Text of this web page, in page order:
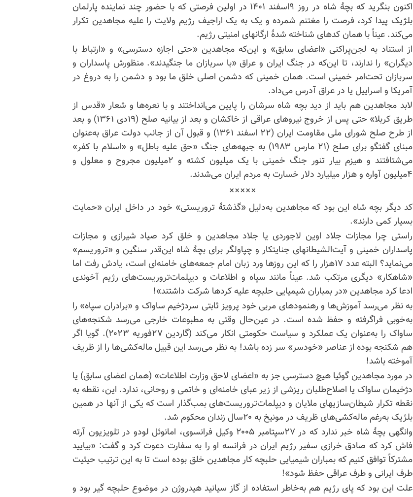
اکنون بنگرید که بچهٔ شاه در روز ۹اسفند ۱۴۰۱ در اولین فرصتی که با حضور چند نماینده پارلمان
بلژیک پیدا کرد، فرصت را مغتنم شمرده و یک به یک اراجیف رژیم ولایت را علیه مجاهدین تکرار
می‌کند. عیناً با همان کدهای شناخته شدهٔ ارگانهای امنیتی رژیم.
از استناد به لجن‌پراکنی «اعضای سابق» و این‌که مجاهدین «حتی اجازه دسترسی» و «ارتباط با
دیگران» را ندارند، تا این‌که در جنگ ایران و عراق «با سربازان ما جنگیدند». منظورش پاسداران و
سربازان تحت‌امر خمینی است. همان خمینی که دشمن اصلی خلق ما بود و دشمن را به دروغ در
آمریکا و اسراییل یا در عراق آدرس می‌داد.
لابد مجاهدین هم باید از دید بچه شاه سرشان را پایین می‌انداختند و با نعره‌ها و شعار «قدس از
طریق کربلا» حتی پس از خروج نیروهای عراقی از خاکشان و بعد از بیانیه صلح (۱۹دی ۱۳۶۱) و بعد
از طرح صلح شورای ملی مقاومت ایران (۲۲ اسفند ۱۳۶۱) و قبول آن از جانب دولت عراق به‌عنوان
مبنای گفتگو برای صلح (۲۱ مارس ۱۹۸۳) به جبهه‌های جنگ «حق علیه باطل» و «اسلام با کفر»
می‌شتافتند و هیزم بیار تنور جنگ خمینی با یک میلیون کشته و ۲میلیون مجروح و معلول و
۴میلیون آواره و هزار میلیارد دلار خسارت به مردم ایران می‌شدند.
×××××
کد دیگر بچه شاه این بود که مجاهدین به‌دلیل «گذشتهٔ تروریستی» خود در داخل ایران «حمایت
بسیار کمی دارند».
راستی چرا مجازات جلاد اوین لاجوردی یا جلاد مجاهدین و خلق کرد صیاد شیرازی و مجازات
پاسداران خمینی و آیت‌الشیطانهای جنایتکار و چپاولگر برای بچهٔ شاه این‌قدر سنگین و «تروریسم»
می‌نماید؟ البته عدد ۱۷هزار را که این روزها ورد زبان امام جمعه‌های خامنه‌ای است، یادش رفت اما
«شاهکار» دیگری مرتکب شد. عیناً مانند سپاه و اطلاعات و دیپلمات‌تروریست‌های رژیم آخوندی
ادعا کرد مجاهدین «در بمباران شیمیایی حلبچه علیه کردها شرکت داشتند»!
به نظر می‌رسد آموزش‌ها و رهنمودهای مربی خود پرویز ثابتی سردژخیم ساواک و «برادران سپاه» را
به‌خوبی فراگرفته و حفظ شده است. در عین‌حال وقتی به مطبوعات خارجی می‌رسد شکنجه‌های
ساواک را به‌عنوان یک عملکرد و سیاست حکومتی انکار می‌کند (گاردین ۲۷فوریه ۲۰۲۳). گویا اگر
هم شکنجه بوده از عناصر «خودسر» سر زده باشد! به نظر می‌رسد این قبیل ماله‌کشی‌ها را از ظریف
آموخته باشد!
در مورد مجاهدین گوئیا هیچ دسترسی جز به «اعضای لاحق وزارت اطلاعات» (همان اعضای سابق) یا
دژخیمان ساواک یا اصلاح‌طلبان ریزشی از زیر عبای خامنه‌ای و خاتمی و روحانی، ندارد. این، نقطه به
نقطه تکرار شیطان‌سازیهای ملایان و دیپلمات‌تروریست‌های بمب‌گذار است که یکی از آنها در همین
بلژیک به‌رغم ماله‌کشی‌های ظریف در مونیخ به ۲۰سال زندان محکوم شد.
وانگهی بچهٔ شاه خبر ندارد که در ۲۷سپتامبر ۲۰۰۵ وکیل فرانسوی، امانوئل لودو در تلویزیون آرته
فاش کرد که صادق خرازی سفیر رژیم ایران در فرانسه او را به سفارت دعوت کرد و گفت: «بیایید
مشترکاً توافق کنیم که بمباران شیمیایی حلبچه کار مجاهدین خلق بوده است تا به این ترتیب حیثیت
طرف ایرانی و طرف عراقی حفظ شود»!
علت این بود که پای رژیم هم به‌خاطر استفاده از گاز سیانید هیدروژن در موضوع حلبچه گیر بود و